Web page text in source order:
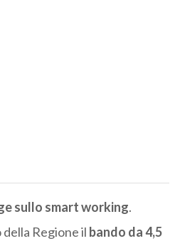
sullo smart working.
Regione il bando da 4,5